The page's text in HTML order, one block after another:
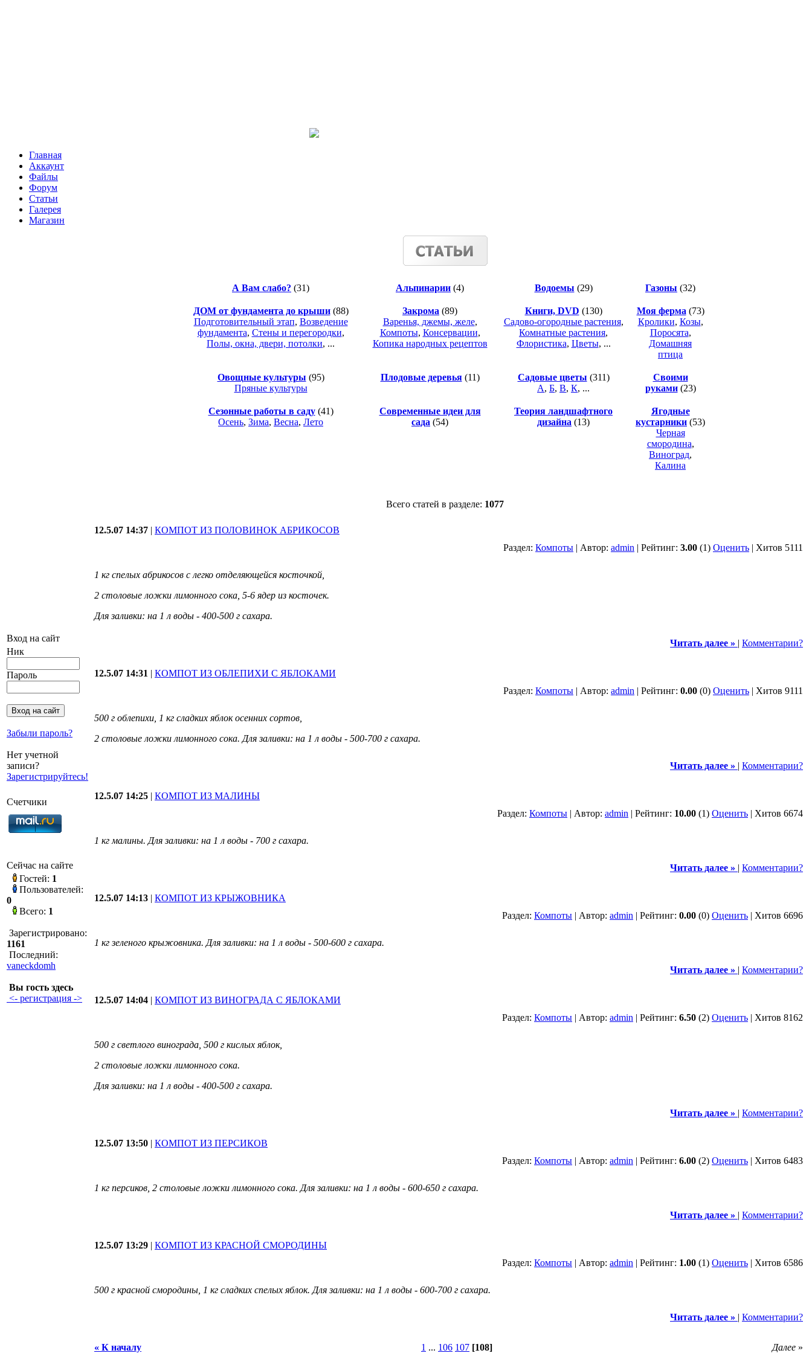
Главная
Аккаунт
Файлы
Форум
Статьи
Галерея
Магазин
Вход на сайт
Ник
Пароль
Забыли пароль?
Нет учетной
записи?
Зарегистрируйтесь!
Счетчики
Сейчас на сайте
Гостей: 1
Пользователей:
0
Всего: 1
Зарегистрировано:
1161
Последний:
vaneckdomh
Вы гость здесь
<- регистрация ->
А Вам слабо? (31) Альпинарии (4) Водоемы (29) Газоны (32)
ДОМ от фундамента до крыши(88)
Подготовительный этап, Возведение
фундамента, Стены и перегородки,
Полы, окна, двери, потолки, ...
Закрома (89)
Варенья, джемы, желе,
Компоты, Консервации,
Копика народных рецептов
Книги, DVD (130)
Садово-огородные растения,
Комнатные растения,
Флористика, Цветы, ...
Моя ферма (73)
Кролики, Козы,
Поросята,
Домашняя
птица
Овощные культуры (95)
Пряные культуры
Плодовые деревья(11) Садовые цветы (311)
А, Б, В, К, ...
Своими
руками(23)
Сезонные работы в саду(41)
Осень, Зима, Весна, Лето
Современные идеи для
сада (54)
Теория ландшафтного
дизайна (13)
Ягодные
кустарники (53)
Черная
смородина,
Виноград,
Калина
Всего статей в разделе: 1077
12.5.07 14:37 | КОМПОТ ИЗ ПОЛОВИНОК АБРИКОСОВ
Раздел: Компоты | Автор: admin | Рейтинг: 3.00 (1) Оценить | Хитов 5111
1 кг спелых абрикосов с легко отделяющейся косточкой,
2 столовые ложки лимонного сока, 5-6 ядер из косточек.
Для заливки: на 1 л воды - 400-500 г сахара.
Читать далее » | Комментарии?
12.5.07 14:31 | КОМПОТ ИЗ ОБЛЕПИХИ С ЯБЛОКАМИ
Раздел: Компоты | Автор: admin | Рейтинг: 0.00 (0) Оценить | Хитов 9111
500 г облепихи, 1 кг сладких яблок осенних сортов,
2 столовые ложки лимонного сока. Для заливки: на 1 л воды - 500-700 г сахара.
Читать далее » | Комментарии?
12.5.07 14:25 | КОМПОТ ИЗ МАЛИНЫ
Раздел: Компоты | Автор: admin | Рейтинг: 10.00 (1) Оценить | Хитов 6674
1 кг малины. Для заливки: на 1 л воды - 700 г сахара.
Читать далее » | Комментарии?
12.5.07 14:13 | КОМПОТ ИЗ КРЫЖОВНИКА
Раздел: Компоты | Автор: admin | Рейтинг: 0.00 (0) Оценить | Хитов 6696
1 кг зеленого крыжовника. Для заливки: на 1 л воды - 500-600 г сахара.
Читать далее » | Комментарии?
12.5.07 14:04 | КОМПОТ ИЗ ВИНОГРАДА С ЯБЛОКАМИ
Раздел: Компоты | Автор: admin | Рейтинг: 6.50 (2) Оценить | Хитов 8162
500 г светлого винограда, 500 г кислых яблок,
2 столовые ложки лимонного сока.
Для заливки: на 1 л воды - 400-500 г сахара.
Читать далее » | Комментарии?
12.5.07 13:50 | КОМПОТ ИЗ ПЕРСИКОВ
Раздел: Компоты | Автор: admin | Рейтинг: 6.00 (2) Оценить | Хитов 6483
1 кг персиков, 2 столовые ложки лимонного сока. Для заливки: на 1 л воды - 600-650 г сахара.
Читать далее » | Комментарии?
12.5.07 13:29 | КОМПОТ ИЗ КРАСНОЙ СМОРОДИНЫ
Раздел: Компоты | Автор: admin | Рейтинг: 1.00 (1) Оценить | Хитов 6586
500 г красной смородины, 1 кг сладких спелых яблок. Для заливки: на 1 л воды - 600-700 г сахара.
Читать далее » | Комментарии?
« К началу 1 ... 106 107 [108] Далее »